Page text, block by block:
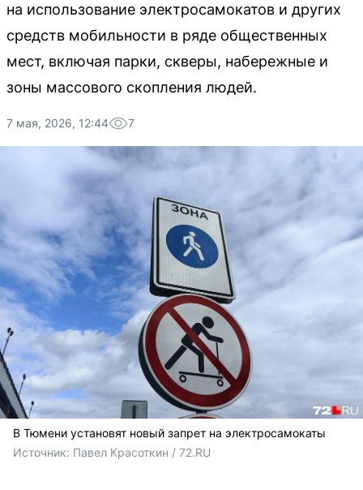
на использование электросамокатов и других
средств мобильности в ряде общественных
мест, включая парки, скверы, набережные и
зоны массового скопления людей.
7 мая, 2026, 12:44 7
В Тюмени установят новый запрет на электросамокаты
Источник: Павел Красоткин / 72.RU